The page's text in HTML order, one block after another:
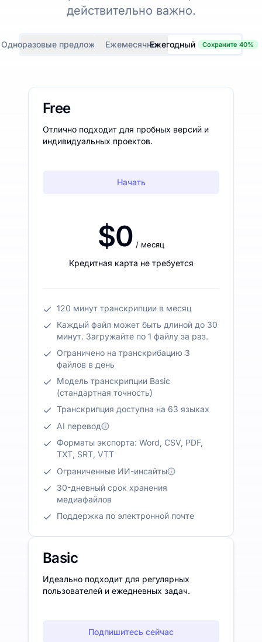
действительно важно.
Одноразовые предложенияЕжемесячноЕжегодный Сохраните 40%
Free
Отлично подходит для пробных версий и
индивидуальных проектов.
Начать
$0 / месяц
Кредитная карта не требуется
120 минут транскрипции в месяц
Каждый файл может быть длиной до 30
минут. Загружайте по 1 файлу за раз.
Ограничено на транскрибацию 3
файлов в день
Модель транскрипции Basic
(стандартная точность)
Транскрипция доступна на 63 языках
AI перевод
Форматы экспорта: Word, CSV, PDF,
TXT, SRT, VTT
Ограниченные ИИ-инсайты
30-дневный срок хранения
медиафайлов
Поддержка по электронной почте
Basic
Идеально подходит для регулярных
пользователей и ежедневных задач.
Подпишитесь сейчас